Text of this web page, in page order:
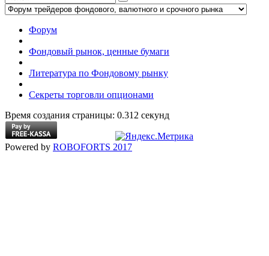
Форум
Фондовый рынок, ценные бумаги
Литература по Фондовому рынку
Секреты торговли опционами
Время создания страницы: 0.312 секунд
Powered by ROBOFORTS 2017